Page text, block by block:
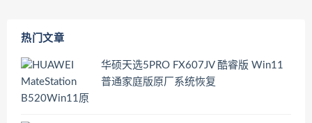
热门文章
华硕天选5PRO FX607JV 酷睿版 Win11
普通家庭版原厂系统恢复